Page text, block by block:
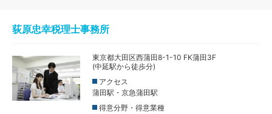
荻原忠幸税理士事務所
東京都大田区西蒲田8-1-10 FK蒲田3F
(中延駅から徒歩分)
アクセス
蒲田駅・京急蒲田駅
得意分野・得意業種